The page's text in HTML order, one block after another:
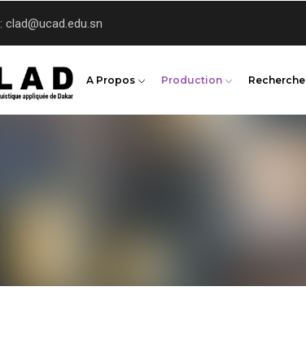
: clad@ucad.edu.sn
A Propos Production Recherche